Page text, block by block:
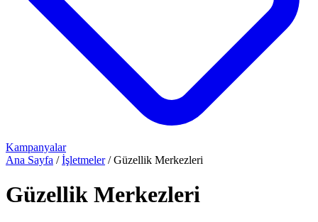
Kampanyalar
Ana Sayfa / İşletmeler / Güzellik Merkezleri
Güzellik Merkezleri